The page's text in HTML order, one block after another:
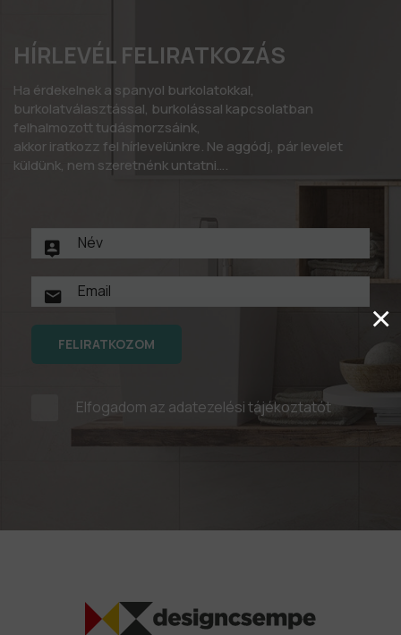
HÍRLEVÉL FELIRATKOZÁS
Ha érdekelnek a spanyol burkolatokkal,
burkolatválasztással, burkolással kapcsolatban
felhalmozott tudásmorzsáink,
akkor iratkozz fel hírlevelünkre. Ne aggódj, pár levelet
küldünk, nem szeretnénk untatni….
FELIRATKOZOM
Elfogadom az adatezelési tájékoztatót
×